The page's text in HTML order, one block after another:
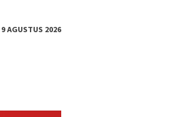
AGUSTUS 2026